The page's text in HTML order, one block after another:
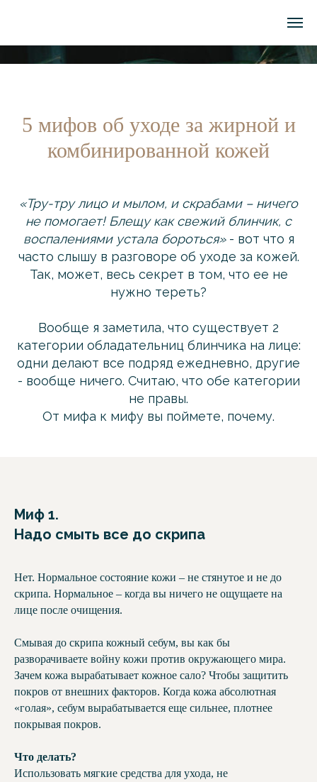
5 мифов об уходе за жирной и
комбинированной кожей
«Тру-тру лицо и мылом, и скрабами – ничего
не помогает! Блещу как свежий блинчик, с
воспалениями устала бороться»- вот что я
часто слышу в разговоре об уходе за кожей.
Так, может, весь секрет в том, что ее не
нужно тереть?
Вообще я заметила, что существует 2
категории обладательниц блинчика на лице:
одни делают все подряд ежедневно, другие
- вообще ничего. Считаю, что обе категории
не правы.
От мифа к мифу вы поймете, почему.
Миф 1.
Надо смыть все до скрипа
Нет. Нормальное состояние кожи – не стянутое и не до
скрипа. Нормальное – когда вы ничего не ощущаете на
лице после очищения.
Смывая до скрипа кожный себум, вы как бы
разворачиваете войну кожи против окружающего мира.
Зачем кожа вырабатывает кожное сало? Чтобы защитить
покров от внешних факторов. Когда кожа абсолютная
«голая», себум вырабатывается еще сильнее, плотнее
покрывая покров.
Что делать?
Использовать мягкие средства для ухода, не